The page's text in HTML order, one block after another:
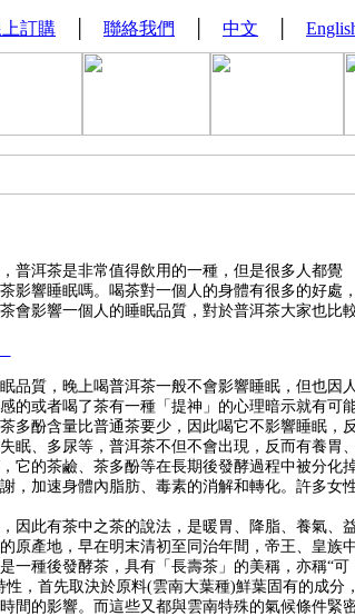
訂購 聯絡我們 中文
洱茶是非常值得飲用的一種，但是很多人都覺
影響睡眠嗎。喝茶對一個人的身體有很多的好處，
會影響一個人的睡眠品質，對於普洱茶大家也比
質，晚上喝普洱茶一般不會影響睡眠，但也因人
的或者喝了茶有一種「提神」的心理暗示就有可
多酚含量比普通茶要少，因此喝它不影響睡眠，反
眠、多尿等，普洱茶不但不會出現，反而有養胃、
它的茶鹼、茶多酚等在長期後發酵過程中被分化
，加速身體內脂肪、毒素的消解和轉化。許多女
此有茶中之茶的說法，是暖胃、降脂、養氣、
原產地，早在明末清初至同治年間，帝王、皇族
一種後發酵茶，具有「長壽茶」的美稱，亦稱“可
，首先取決於原料(雲南大葉種)鮮葉固有的成分，
間的影響。而這些又都與雲南特殊的氣候條件緊